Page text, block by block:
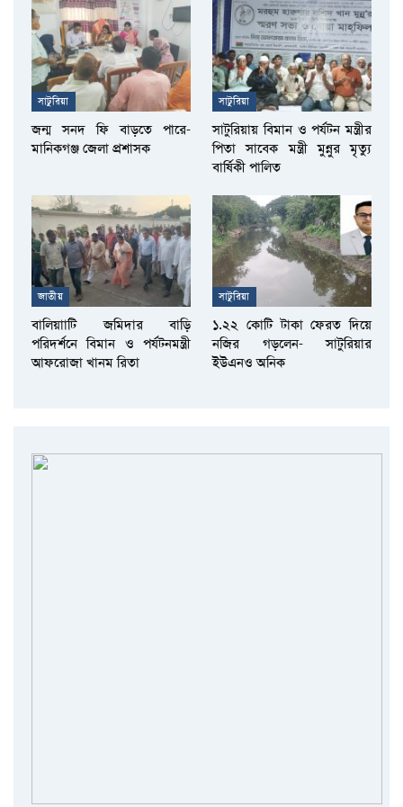
সাটুরিয়া
জন্ম সনদ ফি বাড়তে পারে-
মানিকগঞ্জ জেলা প্রশাসক
সাটুরিয়া
সাটুরিয়ায় বিমান ও পর্যটন মন্ত্রীর
পিতা সাবেক মন্ত্রী মুন্নুর মৃত্যু
বার্ষিকী পালিত
জাতীয়
বালিয়াাটি জমিদার বাড়ি
পরিদর্শনে বিমান ও পর্যটনমন্ত্রী
আফরোজা খানম রিতা
সাটুরিয়া
১.২২ কোটি টাকা ফেরত দিয়ে
নজির গড়লেন- সাটুরিয়ার
ইউএনও অনিক